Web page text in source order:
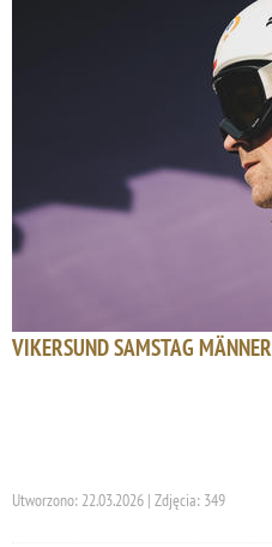
VIKERSUND SAMSTAG MÄNNER
Utworzono: 22.03.2026 | Zdjęcia: 349